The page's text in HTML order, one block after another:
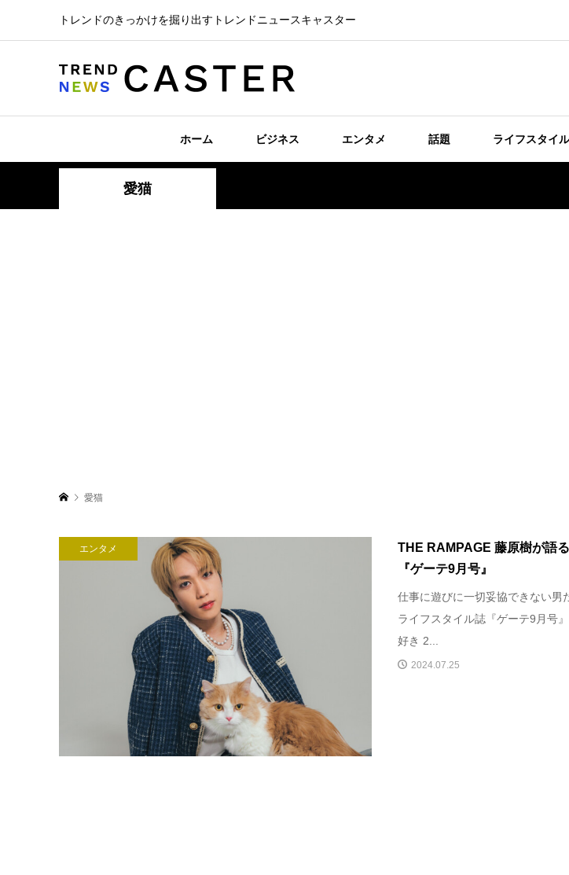
トレンドのきっかけを掘り出すトレンドニュースキャスター
ホーム ビジネス エンタメ 話題 ライフスタイル
愛猫
愛猫
エンタメ
THE RAMPAGE 藤原樹が語
『ゲーテ9月号』
仕事に遊びに一切妥協できない男
ライフスタイル誌『ゲーテ9月号
好き 2...
2024.07.25